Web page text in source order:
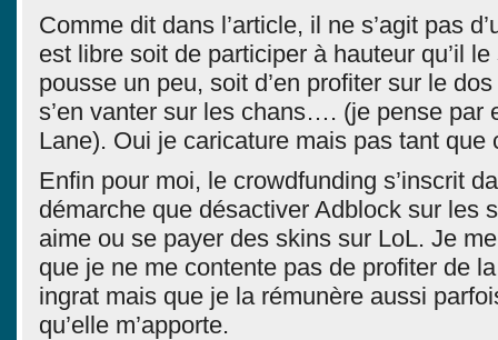
Comme dit dans l’article, il ne s’agit pas
est libre soit de participer à hauteur qu’il
pousse un peu, soit d’en profiter sur le
s’en vanter sur les chans…. (je pense par
Lane). Oui je caricature mais pas tant
Enfin pour moi, le crowdfunding s’inscrit
démarche que désactiver Adblock sur les
aime ou se payer des skins sur LoL. Je
que je ne me contente pas de profiter de
ingrat mais que je la rémunère aussi
qu’elle m’apporte.